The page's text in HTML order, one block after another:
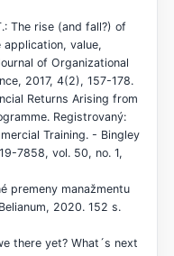
The rise (and fall?) of
value,
of Organizational
2017, 4(2), 157-178.
Returns Arising from
Registrovaný:
Training. - Bingley
7858, vol. 50, no. 1,
premeny manažmentu
2020. 152 s.
there yet? What´s next